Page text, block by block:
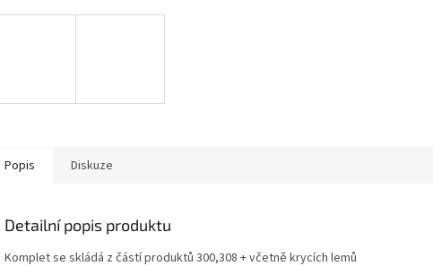
Popis Diskuze
Detailní popis produktu
Komplet se skládá z částí produktů 300,308 + včetně krycích lemů